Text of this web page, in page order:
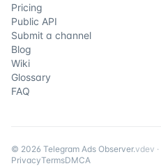
Pricing
Public API
Submit a channel
Blog
Wiki
Glossary
FAQ
© 2026 Telegram Ads Observer.vdev ·
PrivacyTermsDMCA